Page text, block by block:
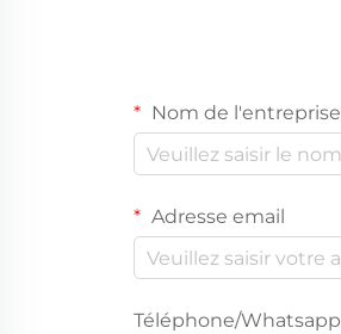
Nom de l'entreprise
Adresse email
Téléphone/Whatsapp